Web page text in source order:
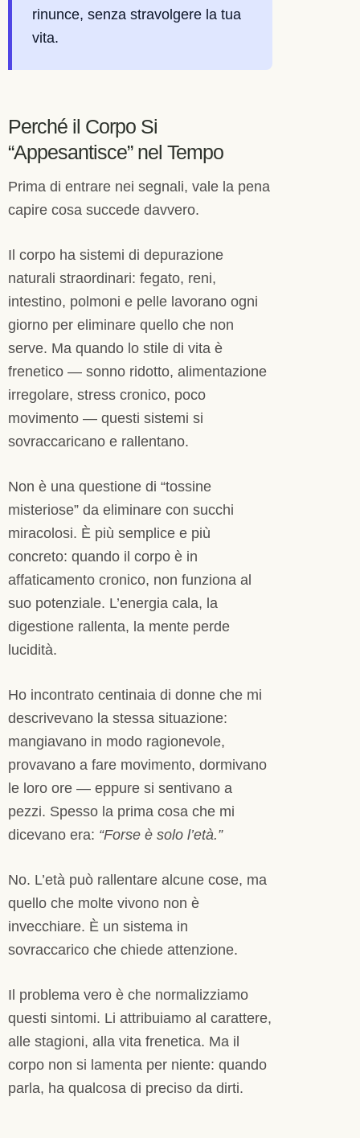
rinunce, senza stravolgere la tua
vita.
Perché il Corpo Si
“Appesantisce” nel Tempo
Prima di entrare nei segnali, vale la pena
capire cosa succede davvero.
Il corpo ha sistemi di depurazione
naturali straordinari: fegato, reni,
intestino, polmoni e pelle lavorano ogni
giorno per eliminare quello che non
serve. Ma quando lo stile di vita è
frenetico — sonno ridotto, alimentazione
irregolare, stress cronico, poco
movimento — questi sistemi si
sovraccaricano e rallentano.
Non è una questione di “tossine
misteriose” da eliminare con succhi
miracolosi. È più semplice e più
concreto: quando il corpo è in
affaticamento cronico, non funziona al
suo potenziale. L’energia cala, la
digestione rallenta, la mente perde
lucidità.
Ho incontrato centinaia di donne che mi
descrivevano la stessa situazione:
mangiavano in modo ragionevole,
provavano a fare movimento, dormivano
le loro ore — eppure si sentivano a
pezzi. Spesso la prima cosa che mi
dicevano era: “Forse è solo l’età.”
No. L’età può rallentare alcune cose, ma
quello che molte vivono non è
invecchiare. È un sistema in
sovraccarico che chiede attenzione.
Il problema vero è che normalizziamo
questi sintomi. Li attribuiamo al carattere,
alle stagioni, alla vita frenetica. Ma il
corpo non si lamenta per niente: quando
parla, ha qualcosa di preciso da dirti.